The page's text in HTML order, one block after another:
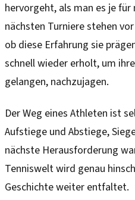
hervorgeht, als man es je
nächsten Turniere stehen
ob diese Erfahrung sie
schnell wieder erholt, um
gelangen, nachzujagen.
Der Weg eines Athleten ist
Aufstiege und Abstiege,
nächste Herausforderung
Tenniswelt wird genau
Geschichte weiter entfaltet.